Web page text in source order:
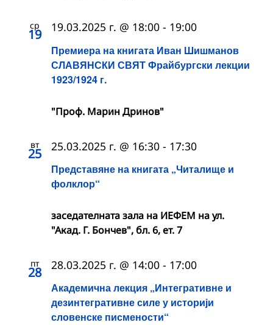
ср
19
Премиера на книгата Иван Шишманов
СЛАВЯНСКИ СВЯТ Фрайбургски лекции
1923/1924 г.
19.03.2025 г. @ 18:00 - 19:00
"Проф. Марин Дринов"
вт
25
Представяне на книгата „Читалище и
фолклор“
25.03.2025 г. @ 16:30 - 17:30
заседателната зала на ИЕФЕМ на ул.
"Акад. Г. Бончев", бл. 6, ет. 7
пт
28
Академична лекция „Интегративне и
дезинтегративне силе у историји
словенске писмености“
28.03.2025 г. @ 14:00 - 17:00